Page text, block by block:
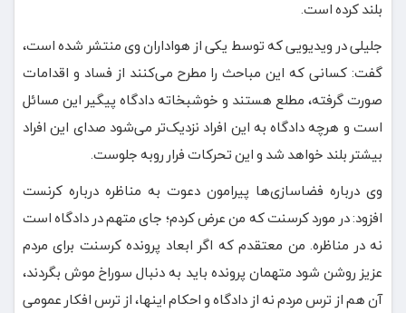
بلند کرده است.
جلیلی در ویدیویی که توسط یکی از هواداران وی منتشر شده است،
گفت: کسانی که این مباحث را مطرح می‌کنند از فساد و اقدامات
صورت گرفته، مطلع هستند و خوشبخاته دادگاه پیگیر این مسائل
است و هرچه دادگاه به این افراد نزدیک‌تر می‌شود صدای این افراد
بیشتر بلند خواهد شد و این تحرکات فرار روبه جلوست.
وی درباره فضاسازی‌ها پیرامون دعوت به مناظره درباره کرنست
افزود: در مورد کرسنت که من عرض کردم؛ جای متهم در دادگاه است
نه در مناظره. من معتقدم که اگر ابعاد پرونده کرسنت برای مردم
عزیز روشن شود متهمان پرونده باید به دنبال سوراخ موش بگردند،
آن هم از ترس مردم نه از دادگاه و احکام اینها، از ترس افکار عمومی